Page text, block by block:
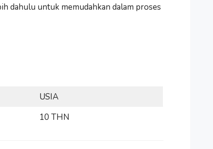
dahulu untuk memudahkan dalam proses
USIA
10 THN